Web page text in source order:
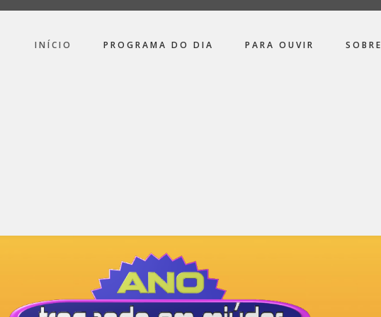
INÍCIO PROGRAMA DO DIA PARA OUVIR SOBRE